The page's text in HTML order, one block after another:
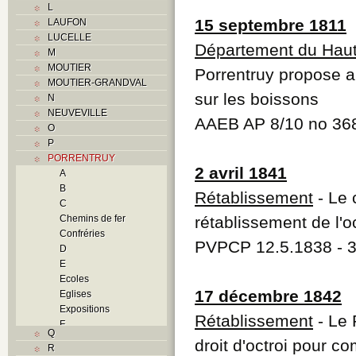
L
LAUFON
LUCELLE
M
MOUTIER
MOUTIER-GRANDVAL
N
NEUVEVILLE
O
P
PORRENTRUY
A
B
C
Chemins de fer
Confréries
D
E
Ecoles
Eglises
Expositions
F
Q
R
15 septembre 1811
Département du
Porrentruy propose
sur les boissons
AAEB AP 8/10 no
2 avril 1841
Rétablissement - Le
rétablissement de
PVPCP 12.5.1838 -
17 décembre 1842
Rétablissement - Le
droit d'octroi pour